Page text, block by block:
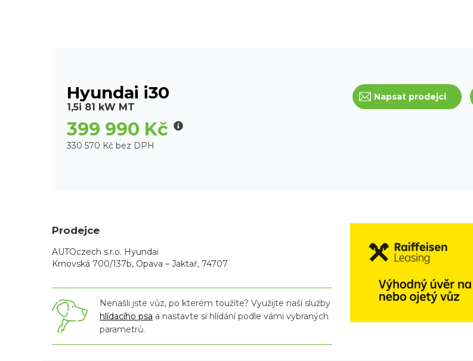
Hyundai i30
1,5i 81 kW MT
399 990 Kč
330 570 Kč bez DPH
Napsat prodejci
Prodejce
AUTOczech s.r.o. Hyundai
Krnovská 700/137b, Opava – Jaktař, 74707
Nenašli jste vůz, po kterém toužíte? Využijte naší služby
hlídacího psa a nastavte si hlídání podle vámi vybraných
parametrů.